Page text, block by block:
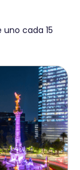
uno cada 15